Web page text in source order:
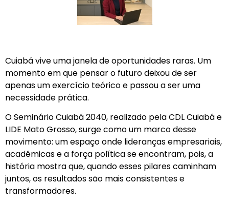
Cuiabá vive uma janela de oportunidades raras. Um
momento em que pensar o futuro deixou de ser
apenas um exercício teórico e passou a ser uma
necessidade prática.
O Seminário Cuiabá 2040, realizado pela CDL Cuiabá e
LIDE Mato Grosso, surge como um marco desse
movimento: um espaço onde lideranças empresariais,
acadêmicas e a força política se encontram, pois, a
história mostra que, quando esses pilares caminham
juntos, os resultados são mais consistentes e
transformadores.